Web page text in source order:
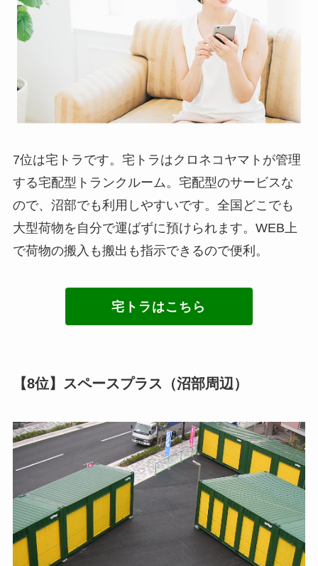
7位は宅トラです。宅トラはクロネコヤマトが管理
する宅配型トランクルーム。宅配型のサービスな
ので、沼部でも利用しやすいです。全国どこでも
大型荷物を自分で運ばずに預けられます。WEB上
で荷物の搬入も搬出も指示できるので便利。
宅トラはこちら
【8位】スペースプラス（沼部周辺）